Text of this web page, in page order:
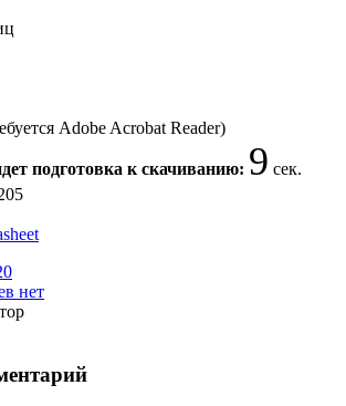
Adobe Acrobat Reader)
подготовка к скачиванию: 8 сек.
нет